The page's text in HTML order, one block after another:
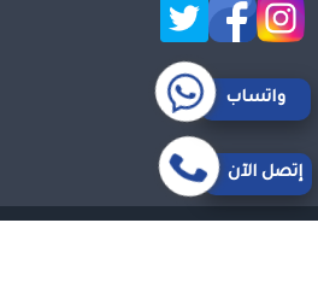
إتصل الآن
واتساب